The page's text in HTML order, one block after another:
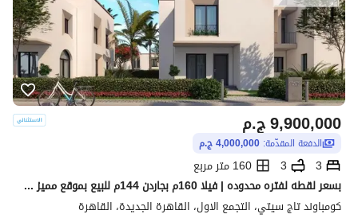
ج.م9,900,000
الدفعة المقدّمة: 4,000,000 ج.م
3
3
160 متر مربع
بسعر لقطه لفتره محدوده | فيلا 160م بجاردن 144م للبيع بموقع مميز جدا داخل أوريجامي - تاج سيتي- القاهره الجديده- التجمع الخامس - 3 غرف
كومباوند تاج سيتي، التجمع الاول، القاهرة الجديدة، القاهرة